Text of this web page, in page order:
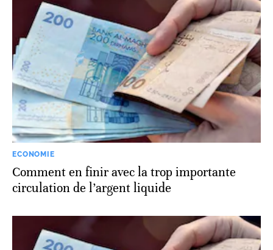
ECONOMIE
Comment en finir avec la trop importante
circulation de l’argent liquide